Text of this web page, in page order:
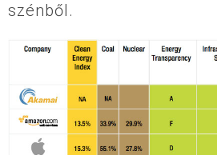
szénből.